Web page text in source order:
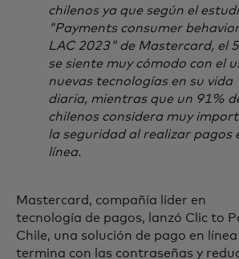
chilenos ya que según el
"Payments consumer
LAC 2023" de Mastercard, el
se siente muy cómodo con el
nuevas tecnologías en su vida
diaria, mientras que un 91%
chilenos considera muy
la seguridad al realizar pagos
línea.
Mastercard, compañía líder en
tecnología de pagos, lanzó Clic to
Chile, una solución de pago en línea
termina con las contraseñas y